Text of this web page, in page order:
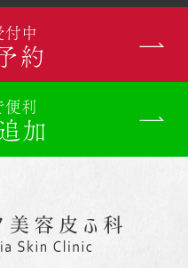
付中
約
利
加